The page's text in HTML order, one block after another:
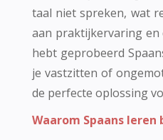
taal niet spreken, wat
aan praktijkervaring en
hebt geprobeerd
je vastzitten of
de perfecte oplossing
Waarom Spaans